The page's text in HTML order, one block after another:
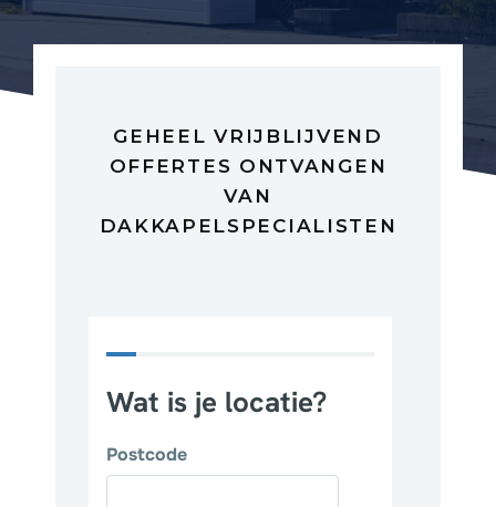
GEHEEL VRIJBLIJVEND
OFFERTES ONTVANGEN
VAN
DAKKAPELSPECIALISTEN